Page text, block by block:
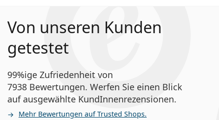
Von unseren Kunden
getestet
99%ige Zufriedenheit von
7938 Bewertungen. Werfen Sie einen Blick
auf ausgewählte KundInnenrezensionen.
Mehr Bewertungen auf Trusted Shops.